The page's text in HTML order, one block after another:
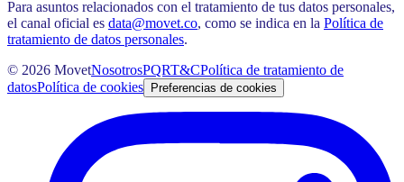
Para asuntos relacionados con el tratamiento de tus datos personales,
el canal oficial es data@movet.co, como se indica en la Política de
tratamiento de datos personales.
© 2026 MovetNosotrosPQRT&CPolítica de tratamiento de
datosPolítica de cookies Preferencias de cookies